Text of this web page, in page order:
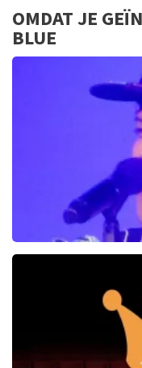
Beoordeling van -
Top
OMDAT JE
BLUE
100+
BEKIJKEN